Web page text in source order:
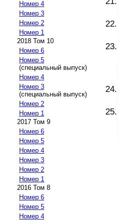
Номер 4
Номер 3
Номер 2
Номер 1
2018 Том 10
Номер 6
Номер 5
(специальный выпуск)
Номер 4
Номер 3
(специальный выпуск)
Номер 2
Номер 1
2017 Том 9
Номер 6
Номер 5
Номер 4
Номер 3
Номер 2
Номер 1
2016 Том 8
Номер 6
Номер 5
Номер 4